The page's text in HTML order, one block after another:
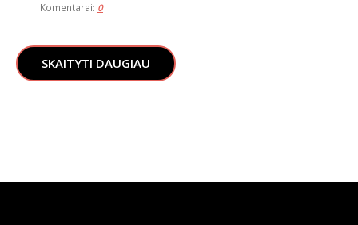
Komentarai: 0
SKAITYTI DAUGIAU